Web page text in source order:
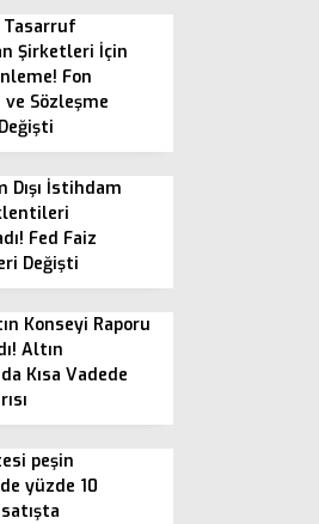
Tasarruf
Şirketleri İçin
Fon
ve Sözleşme
Dışı İstihdam
Fed Faiz
Değişti
Konseyi Raporu
Altın
Kısa Vadede
peşin
yüzde 10